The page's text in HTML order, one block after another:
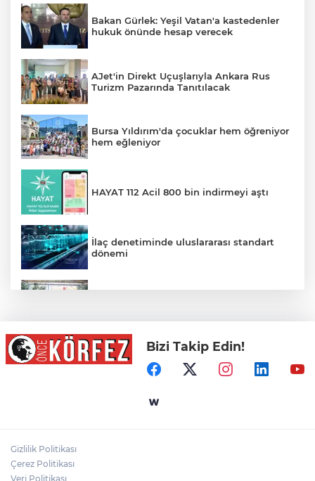
Bakan Gürlek: Yeşil Vatan'a kastedenler
hukuk önünde hesap verecek
AJet'in Direkt Uçuşlarıyla Ankara Rus
Turizm Pazarında Tanıtılacak
Bursa Yıldırım'da çocuklar hem öğreniyor
hem eğleniyor
HAYAT 112 Acil 800 bin indirmeyi aştı
İlaç denetiminde uluslararası standart
dönemi
Sağlıklı Yaşam Programı Vatandaşları Bu
Hafta da Sporla Buluşturdu
Bizi Takip Edin!
Gizlilik Politikası
Çerez Politikası
Veri Politikası